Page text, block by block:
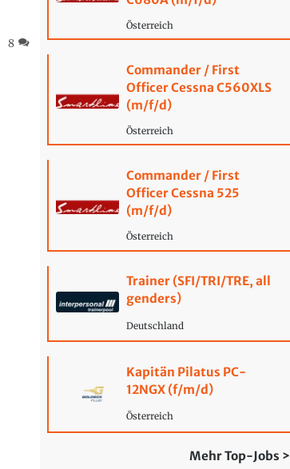
8
Österreich
Commander / First
Officer Cessna C560XLS
(m/f/d)
Österreich
Commander / First
Officer Cessna 525
(m/f/d)
Österreich
Trainer (SFI/TRI/TRE, all
genders)
Deutschland
Kapitän Pilatus PC-
12NGX (f/m/d)
Österreich
Mehr Top-Jobs >